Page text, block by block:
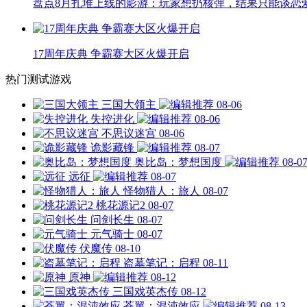
盘点8月扎堆上线的影游：玩家想扔核弹，结果只能谈恋
17周年庆典 争霸赛大区火爆开启
热门测试游戏
三国大领主
08-06
失控进化
08-06
不思议迷宫 08-06
诡影藏锋
08-07
奥比岛：梦想国度
08-07
远征
08-07
怪物猎人：旅人 08-07
桃花源记2 08-07
问剑长生 08-07
元气骑士 08-07
伏魔传 08-10
盗墓笔记：启程 08-11
原神
08-12
三国戏英杰传 08-12